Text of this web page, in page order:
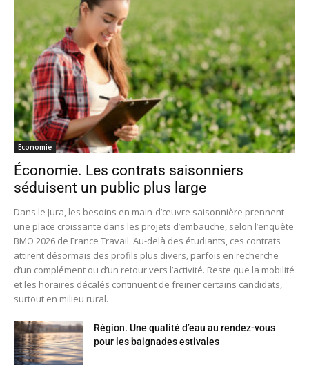
Economie
Économie. Les contrats saisonniers
séduisent un public plus large
Dans le Jura, les besoins en main-d’œuvre saisonnière prennent
une place croissante dans les projets d’embauche, selon l’enquête
BMO 2026 de France Travail. Au-delà des étudiants, ces contrats
attirent désormais des profils plus divers, parfois en recherche
d’un complément ou d’un retour vers l’activité. Reste que la mobilité
et les horaires décalés continuent de freiner certains candidats,
surtout en milieu rural.
Région. Une qualité d’eau au rendez-vous
pour les baignades estivales